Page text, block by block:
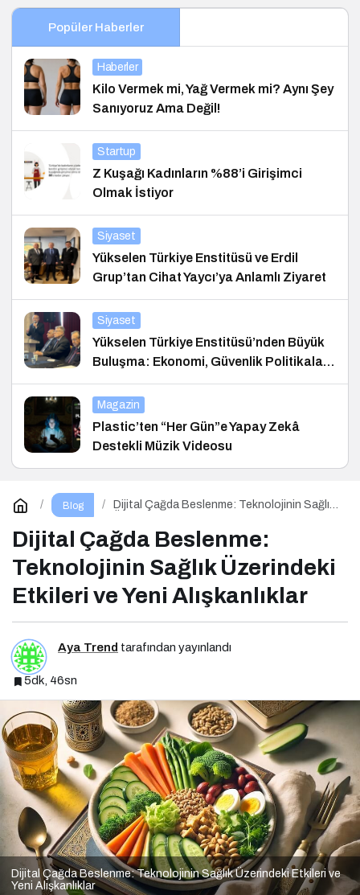
Popüler Haberler
Haberler
Kilo Vermek mi, Yağ Vermek mi? Aynı Şey
Sanıyoruz Ama Değil!
Startup
Z Kuşağı Kadınların %88’i Girişimci
Olmak İstiyor
Siyaset
Yükselen Türkiye Enstitüsü ve Erdil
Grup’tan Cihat Yaycı’ya Anlamlı Ziyaret
Siyaset
Yükselen Türkiye Enstitüsü’nden Büyük
Buluşma: Ekonomi, Güvenlik Politikaları
ve Hukuk Konferansı
Magazin
Plastic’ten “Her Gün”e Yapay Zekâ
Destekli Müzik Videosu
Blog
Dijital Çağda Beslenme: Teknolojinin Sağlık
Dijital Çağda Beslenme:
Teknolojinin Sağlık Üzerindeki
Etkileri ve Yeni Alışkanlıklar
Aya Trend tarafından yayınlandı
5dk, 46sn
Dijital Çağda Beslenme: Teknolojinin Sağlık Üzerindeki Etkileri ve
Yeni Alışkanlıklar